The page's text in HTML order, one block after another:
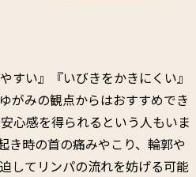
すい』『いびきをかきにくい』
がみの観点からはおすすめでき
心感を得られるという人もいま
き時の首の痛みやこり、輪郭や
してリンパの流れを妨げる可能